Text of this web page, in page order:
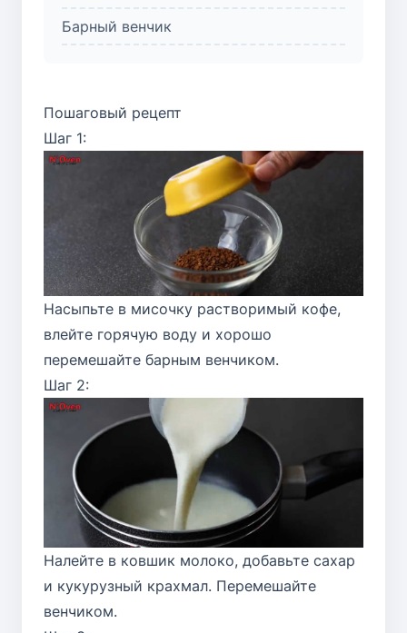
Барный венчик
Пошаговый рецепт
Шаг 1:
Насыпьте в мисочку растворимый кофе,
влейте горячую воду и хорошо
перемешайте барным венчиком.
Шаг 2:
Налейте в ковшик молоко, добавьте сахар
и кукурузный крахмал. Перемешайте
венчиком.